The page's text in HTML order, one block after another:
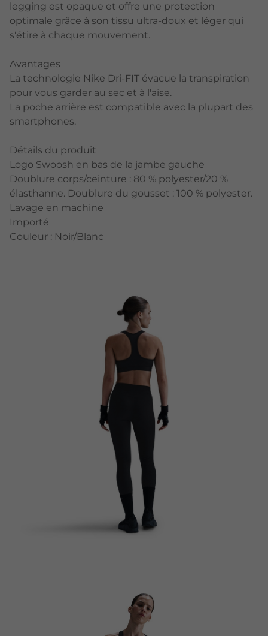
legging est opaque et offre une protection
optimale grâce à son tissu ultra-doux et léger qui
s'étire à chaque mouvement.
Avantages
La technologie Nike Dri-FIT évacue la transpiration
pour vous garder au sec et à l'aise.
La poche arrière est compatible avec la plupart des
smartphones.
Détails du produit
Logo Swoosh en bas de la jambe gauche
Doublure corps/ceinture : 80 % polyester/20 %
élasthanne. Doublure du gousset : 100 % polyester.
Lavage en machine
Importé
Couleur : Noir/Blanc